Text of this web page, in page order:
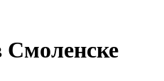
Смоленске